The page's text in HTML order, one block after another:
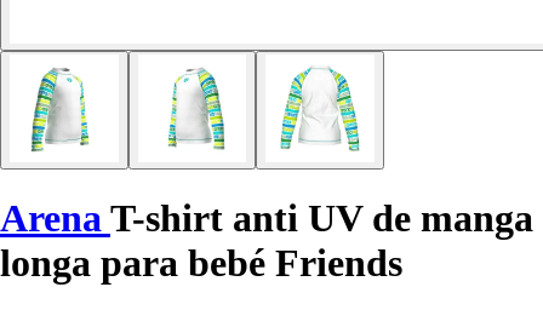
Arena T-shirt anti UV de manga
longa para bebé Friends